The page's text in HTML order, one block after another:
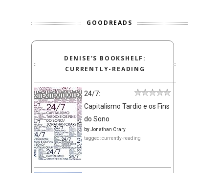
GOODREADS
DENISE'S BOOKSHELF:
CURRENTLY-READING
24/7:
Capitalismo Tardio e os Fins
do Sono
byJonathan Crary
tagged: currently-reading